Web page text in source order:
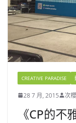
CREATIVE PARADISE
28 7 月, 2015 次櫻
《CP的